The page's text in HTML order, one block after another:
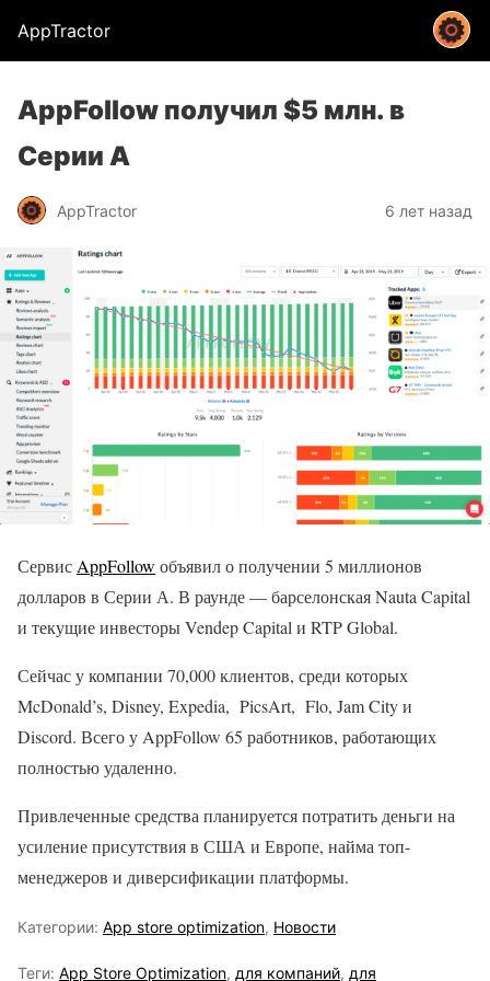
AppTractor
AppFollow получил $5 млн. в
Серии А
AppTractor 6 лет назад
Сервис AppFollow объявил о получении 5 миллионов
долларов в Серии А. В раунде — барселонская Nauta Capital
и текущие инвесторы Vendep Capital и RTP Global.
Сейчас у компании 70,000 клиентов, среди которых
McDonald’s, Disney, Expedia, PicsArt, Flo, Jam City и
Discord. Всего у AppFollow 65 работников, работающих
полностью удаленно.
Привлеченные средства планируется потратить деньги на
усиление присутствия в США и Европе, найма топ-
менеджеров и диверсификации платформы.
Категории: App store optimization, Новости
Теги: App Store Optimization, для компаний, для